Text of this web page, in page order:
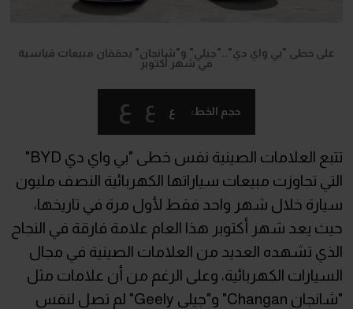
على خطى "بي واي دي".."جيلي" و"شانجان" يحققان مبيعات قياسية
في شهر أكتوبر
حجم الخط: ع ع ع
تتبع العلامات الصينية نفس خطى "بي واي دي BYD"
التي تجاوزت مبيعات سياراتها الكهربائية النصف مليون
سيارة خلال شهر واحد فقط لأول مرة في تاريخها،
حيث يعد شهر أكتوبر هذا العام علامة فارقة في النجاح
الذي تشهده العديد من العلامات الصينية في مجال
السيارات الكهربائية، وعلى الرغم من أن علامات مثل
"شانجان Changan" و"جيلي Geely" لم تصل لنفس